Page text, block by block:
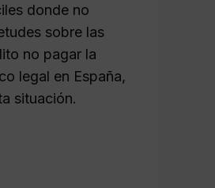
donde no
sobre las
no pagar la
legal en España,
situación.